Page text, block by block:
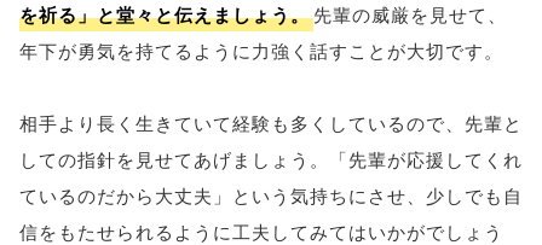
を祈る」と堂々と伝えましょう。先輩の威厳を見せて、
年下が勇気を持てるように力強く話すことが大切です。
相手より長く生きていて経験も多くしているので、先輩と
しての指針を見せてあげましょう。「先輩が応援してくれ
ているのだから大丈夫」という気持ちにさせ、少しでも自
信をもたせられるように工夫してみてはいかがでしょう